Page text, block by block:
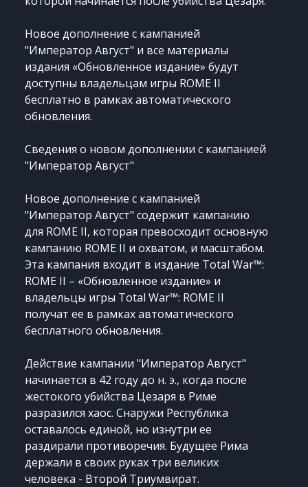
Новое дополнение с кампанией
"Император Август" и все материалы
издания «Обновленное издание» будут
доступны владельцам игры ROME II
бесплатно в рамках автоматического
обновления.
Сведения о новом дополнении с кампанией
"Император Август"
Новое дополнение с кампанией
"Император Август" содержит кампанию
для ROME II, которая превосходит основную
кампанию ROME II и охватом, и масштабом.
Эта кампания входит в издание Total War™:
ROME II – «Обновленное издание» и
владельцы игры Total War™: ROME II
получат ее в рамках автоматического
бесплатного обновления.
Действие кампании "Император Август"
начинается в 42 году до н. э., когда после
жестокого убийства Цезаря в Риме
разразился хаос. Снаружи Республика
оставалось единой, но изнутри ее
раздирали противоречия. Будущее Рима
держали в своих руках три великих
человека - Второй Триумвират.